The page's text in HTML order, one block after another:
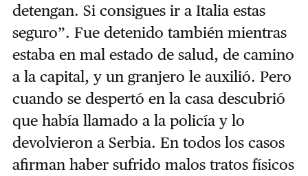
detengan. Si consigues ir a Italia estas
seguro”. Fue detenido también mientras
estaba en mal estado de salud, de camino
a la capital, y un granjero le auxilió. Pero
cuando se despertó en la casa descubrió
que había llamado a la policía y lo
devolvieron a Serbia. En todos los casos
afirman haber sufrido malos tratos físicos